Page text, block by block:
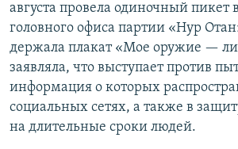
августа провела одиночный пикет
головного офиса партии «Нур
держала плакат «Мое оружие —
заявляла, что выступает против
информация о которых
социальных сетях, а также в
на длительные сроки людей.